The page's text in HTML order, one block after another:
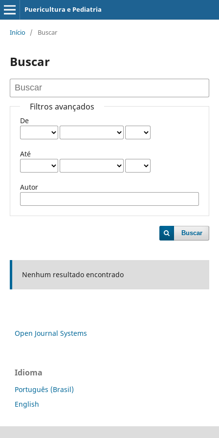
Puericultura e Pediatria
Início / Buscar
Buscar
Filtros avançados
De
Até
Autor
Buscar
Nenhum resultado encontrado
Open Journal Systems
Idioma
Português (Brasil)
English